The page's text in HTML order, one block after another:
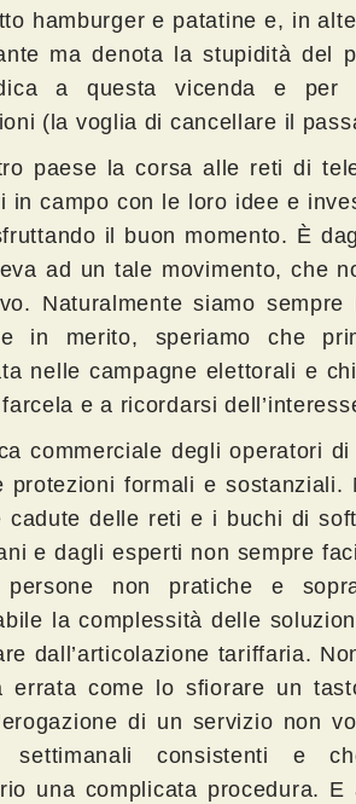
hamburger e patatine e, in
ma denota la stupidità del
a questa vicenda e per
(la voglia di cancellare il
paese la corsa alle reti di
in campo con le loro idee e
il buon momento. È
ad un tale movimento, che
Naturalmente siamo
in merito, speriamo che
nelle campagne elettorali e
e a ricordarsi
commerciale degli operatori
protezioni formali e sostanziali.
cadute delle reti e i buchi di
e dagli esperti non sempre
persone non pratiche e
la complessità delle
dall’articolazione tariffaria.
errata come lo sfiorare un
di un servizio non
settimanali consistenti e
una complicata procedura.